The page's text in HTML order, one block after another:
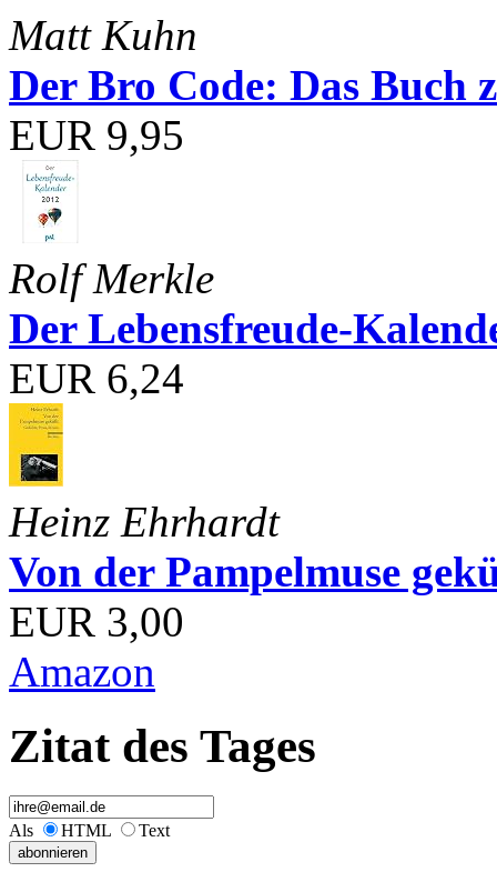
Matt Kuhn
Der Bro Code: Das Buch
EUR 9,95
Rolf Merkle
Der Lebensfreude-
EUR 6,24
Heinz Ehrhardt
Von der Pampelmuse
EUR 3,00
Amazon
Zitat des Tages
Als HTML Text